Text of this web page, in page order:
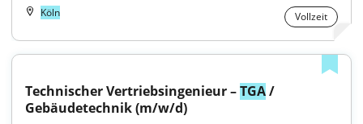
Köln Vollzeit
Technischer Vertriebsingenieur – TGA /
Gebäudetechnik (m/w/d)